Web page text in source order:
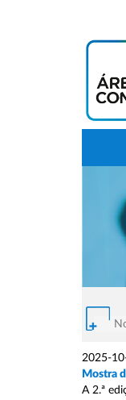
2025-
Mostra
A 2.ª